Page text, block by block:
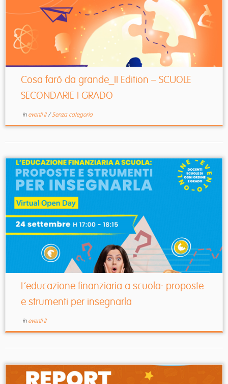
Cosa farò da grande_II Edition – SCUOLE
SECONDARIE I GRADO
in eventi it/Senza categoria
L’educazione finanziaria a scuola: proposte
e strumenti per insegnarla
in eventi it